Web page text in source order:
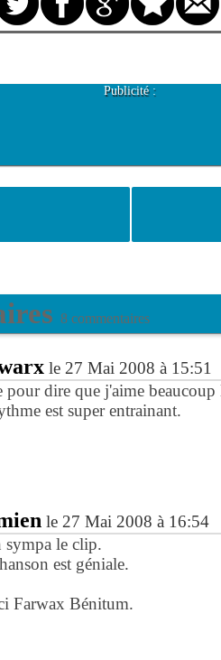
Publicité :
8 commentaires
le 27 Mai 2008 à 15:51
pour dire que j'aime
est super entrainant.
le 27 Mai 2008 à 16:54
sympa le clip.
est géniale.
Farwax Bénitum.